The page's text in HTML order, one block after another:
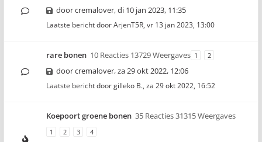
doorcremalover,di 10 jan 2023, 11:35
Laatste bericht doorArjenT5R, vr 13 jan 2023, 13:00
rare bonen 10 Reacties 13729 Weergaves 1 2
doorcremalover,za 29 okt 2022, 12:06
Laatste bericht doorgilleko B., za 29 okt 2022, 16:52
Koepoort groene bonen 35 Reacties 31315 Weergaves
1 2 3 4